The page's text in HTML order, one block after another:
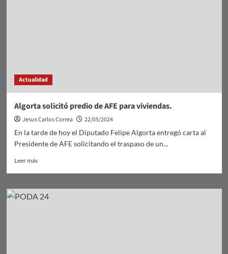
Actualidad
Algorta solicitó predio de AFE para viviendas.
Jesus Carlos Correa
22/05/2024
En la tarde de hoy el Diputado Felipe Algorta entregó carta al
Presidente de AFE solicitando el traspaso de un...
Leer másLeer
Algorta
solicitó